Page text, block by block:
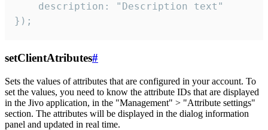
    description: "Description text"
});
setClientAtributes#
Sets the values ​​of attributes that are configured in your account. To
set the values, you need to know the attribute IDs that are displayed
in the Jivo application, in the "Management" > "Attribute settings"
section. The attributes will be displayed in the dialog information
panel and updated in real time.